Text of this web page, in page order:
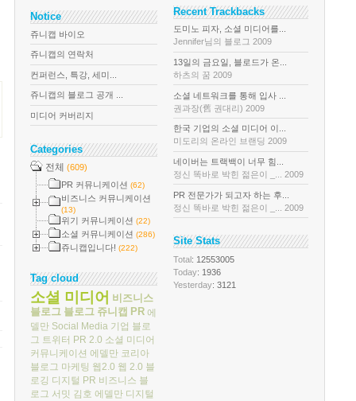
Notice
쥬니캡 바이오
쥬니캡의 연락처
컨퍼런스, 특강, 세미...
쥬니캡의 블로그 공개 ...
미디어 커버리지
Categories
전체 (609)
PR 커뮤니케이션 (62)
비즈니스 커뮤니케이션
(13)
위기 커뮤니케이션 (22)
소셜 커뮤니케이션 (286)
쥬니캡입니다! (222)
Tag cloud
소셜 미디어 비즈니스
블로그 블로그 쥬니캡 PR 에
델만 Social Media 기업 블로
그 트위터 PR 2.0 소셜 미디어
커뮤니케이션 에델만 코리아
블로그 마케팅 웹2.0 웹 2.0 블
로깅 디지털 PR 비즈니스 블
로그 서밋 김호 에델만 디지털
Recent Trackbacks
도미노 피자, 소셜 미디어를...
Jennifer님의 블로그 2009
13일의 금요일, 블로드가 온...
하츠의 꿈 2009
소셜 네트워크를 통해 입사 ...
권과장(舊 권대리) 2009
한국 기업의 소셜 미디어 이...
미도리의 온라인 브랜딩 2009
네이버는 트랙백이 너무 힘...
정신 똑바로 박힌 젊은이 _... 2009
PR 전문가가 되고자 하는 후...
정신 똑바로 박힌 젊은이 _... 2009
Site Stats
Total: 12553005
Today: 1936
Yesterday: 3121